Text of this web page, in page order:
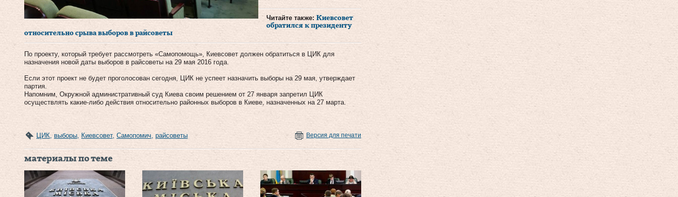
Читайте также: Киевсовет
обратился к президенту
относительно срыва выборов в райсоветы
По проекту, который требует рассмотреть «Самопомощь», Киевсовет должен обратиться в ЦИК для
назначения новой даты выборов в райсоветы на 29 мая 2016 года.
Если этот проект не будет проголосован сегодня, ЦИК не успеет назначить выборы на 29 мая, утверждает
партия.
Напомним, Окружной административный суд Киева своим решением от 27 января запретил ЦИК
осуществлять какие-либо действия относительно районных выборов в Киеве, назначенных на 27 марта.
ЦИК, выборы, Киевсовет, Самопомич, райсоветы Версия для печати
материалы по теме